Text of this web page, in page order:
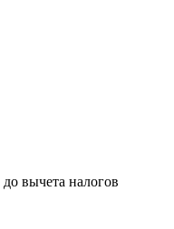
до вычета налогов